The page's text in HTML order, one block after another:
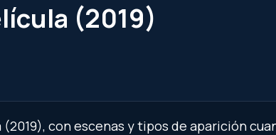
(2019)
con escenas y tipos de aparición